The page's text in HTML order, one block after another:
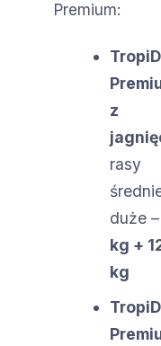
Premium:
z
rasy
duże –
kg +
kg